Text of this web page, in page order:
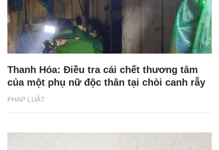
PHÁP LUẬT
Thanh Hóa: Điều tra cái chết thương tâm
của một phụ nữ độc thân tại chòi canh rẫy